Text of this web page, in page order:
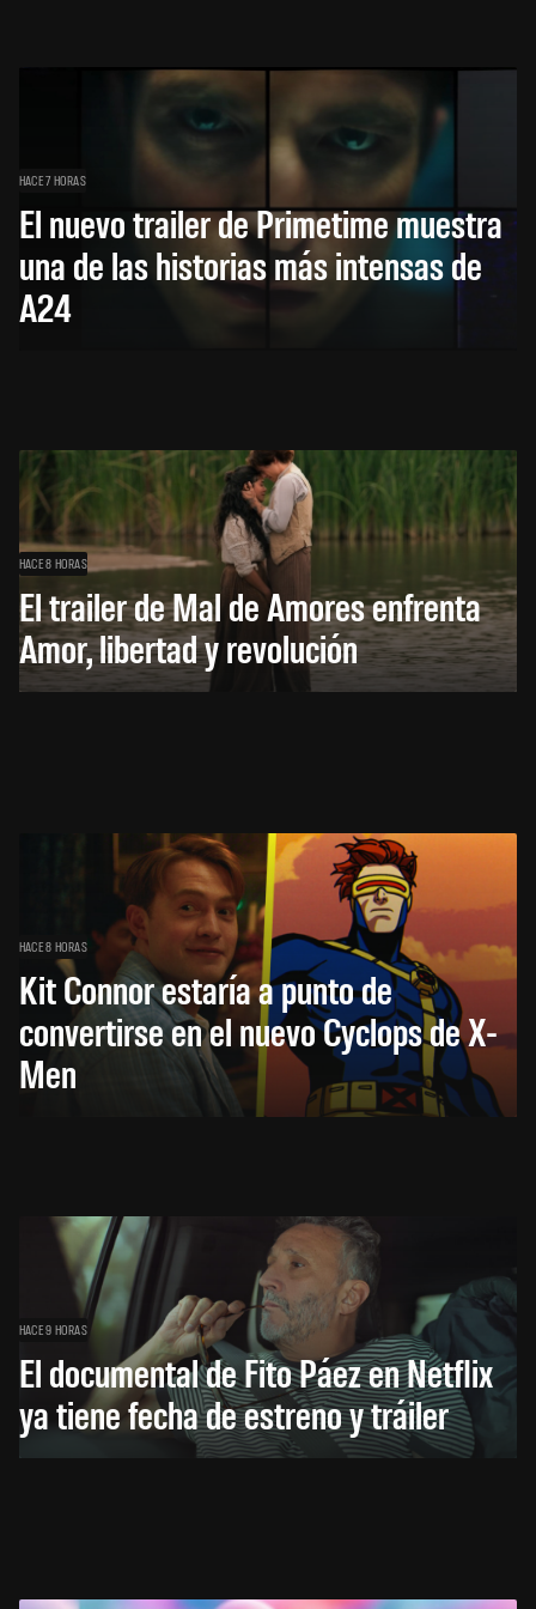
HACE 7 HORAS
El nuevo trailer de Primetime muestra
una de las historias más intensas de
A24
HACE 8 HORAS
El trailer de Mal de Amores enfrenta
Amor, libertad y revolución
HACE 8 HORAS
Kit Connor estaría a punto de
convertirse en el nuevo Cyclops de X-
Men
HACE 9 HORAS
El documental de Fito Páez en Netflix
ya tiene fecha de estreno y tráiler